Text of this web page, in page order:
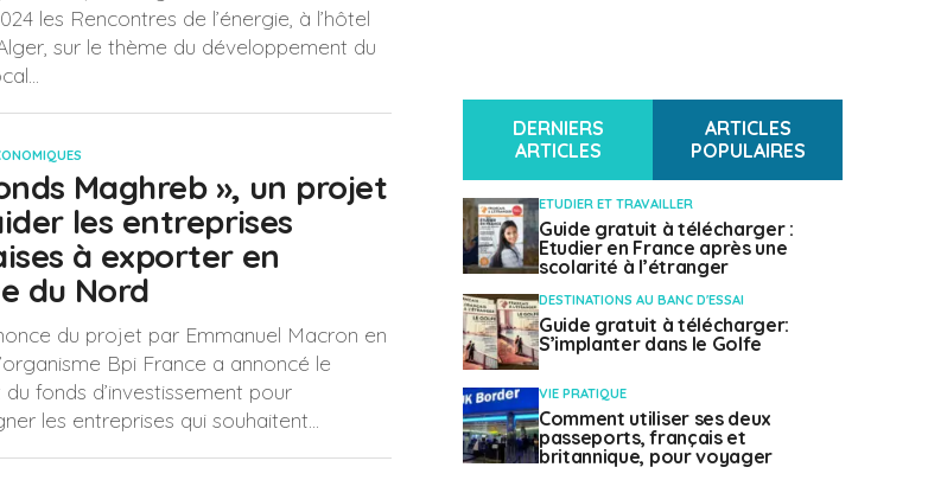
les Rencontres de l’énergie, à l’hôtel
sur le thème du développement du
Maghreb », un projet
les entreprises
à exporter en
du Nord
du projet par Emmanuel Macron en
Bpi France a annoncé le
fonds d’investissement pour
les entreprises qui souhaitent...
DERNIERS
ARTICLES
ARTICLES
POPULAIRES
ETUDIER ET TRAVAILLER
Guide gratuit à télécharger :
Etudier en France après une
scolarité à l’étranger
DESTINATIONS AU BANC D'ESSAI
Guide gratuit à télécharger:
S’implanter dans le Golfe
VIE PRATIQUE
Comment utiliser ses deux
passeports, français et
britannique, pour voyager